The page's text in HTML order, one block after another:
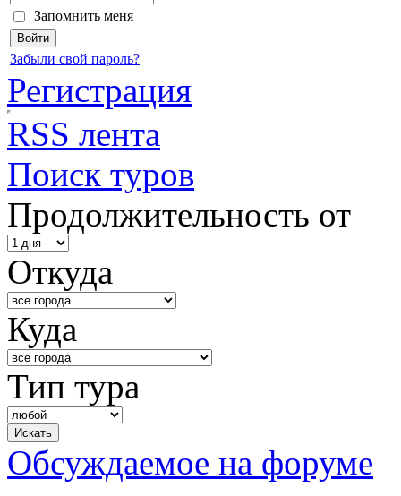
Запомнить меня
Забыли свой пароль?
Регистрация
RSS лента
Поиск туров
Продолжительность от
Откуда
Куда
Тип тура
Обсуждаемое на форуме